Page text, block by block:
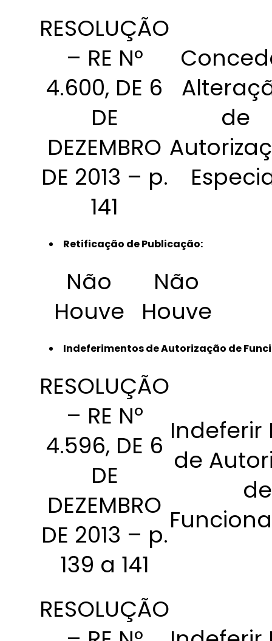
RESOLUÇÃO
– RE N°
4.600, DE 6
DE
DEZEMBRO
DE 2013 – p.
141
de
Retificação de Publicação:
Não
Houve
Não
Houve
Indeferimentos de Autorização de
RESOLUÇÃO
– RE Nº
4.596, DE 6
DE
DEZEMBRO
DE 2013 – p.
139 a 141
Indeferir
de
de
RESOLUÇÃO